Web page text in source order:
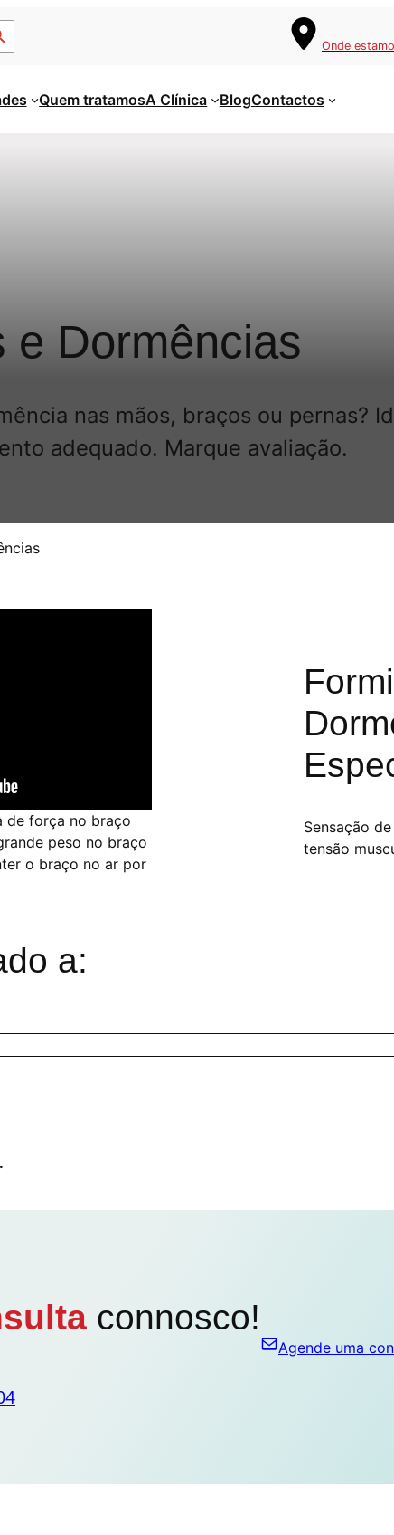
Onde
Quem tratamosA Clínica BlogContactos
e Dormências
nas mãos, braços ou pernas?
adequado. Marque avaliação.
de força no braço
peso no braço
o braço no ar por
Sensação
tensão
a:
connosco!
Agende uma